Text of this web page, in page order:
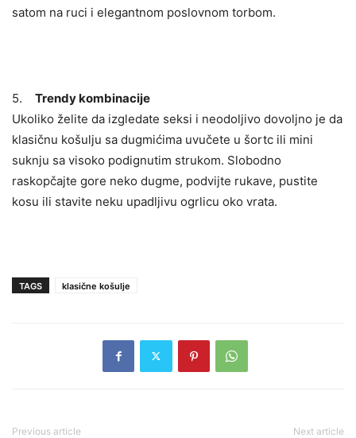
satom na ruci i elegantnom poslovnom torbom.
5. Trendy kombinacije
Ukoliko želite da izgledate seksi i neodoljivo dovoljno je da
klasičnu košulju sa dugmićima uvučete u šortc ili mini
suknju sa visoko podignutim strukom. Slobodno
raskopčajte gore neko dugme, podvijte rukave, pustite
kosu ili stavite neku upadljivu ogrlicu oko vrata.
TAGS klasične košulje
Previous article Next article